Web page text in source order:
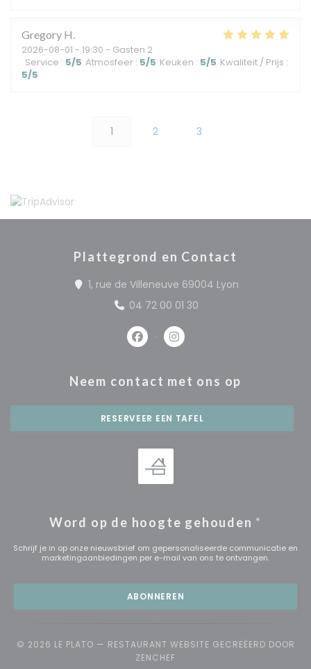
Gregory H
2026-08-01 - 19:30 - Gasten 2
Service : 5/5 Atmosfeer : 5/5 Keuken : 5/5 Kwaliteit / Prijs :
5/5
1 2 3
Plattegrond en Contact
1, rue de Villeneuve 69004 Lyon
04 72 00 01 30
Facebook ((opent in een
Instagram ((opent in
Neem contact met ons op
RESERVEER EEN TAFEL
Word op de hoogte gehouden *
Schrijf je in op onze nieuwsbrief om gepersonaliseerde communicatie en
marketingaanbiedingen per e-mail van ons te ontvangen.
ABONNEREN
© 2026 LE PLATO — RESTAURANT WEBSITE GECREËERD DOOR
ZENCHEF